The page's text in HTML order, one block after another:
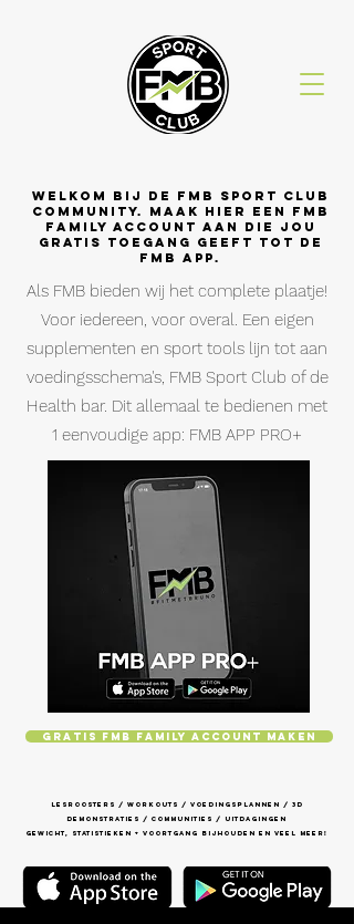
Welkom bij de FMB SPORT CLUB
COMMUNITY. Maak hier een FMB
FAMILY account aan die jou
gratis toegang geeft tot de
FMB APP.
​Als FMB bieden wij het complete plaatje!
Voor iedereen, voor overal. Een eigen
supplementen en sport tools lijn tot aan
voedingsschema's, FMB Sport Club of de
Health bar. Dit allemaal te bedienen met
1 eenvoudige app: FMB APP PRO+
GRATIS FMB FAMILY ACCOUNT MAKEN
Lesroosters / Workouts / voedingsplannen / 3d
demonstraties / communities / uitdagingen
gewicht, statistieken + voortgang bijhouden en veel meer!